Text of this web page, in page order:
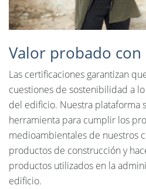
United States
Valor probado
Las certificaciones garantizan
cuestiones de sostenibilidad a
del edificio. Nuestra plataforma
herramienta para cumplir los
medioambientales de nuestros
productos de construcción y
productos utilizados en la
edificio.